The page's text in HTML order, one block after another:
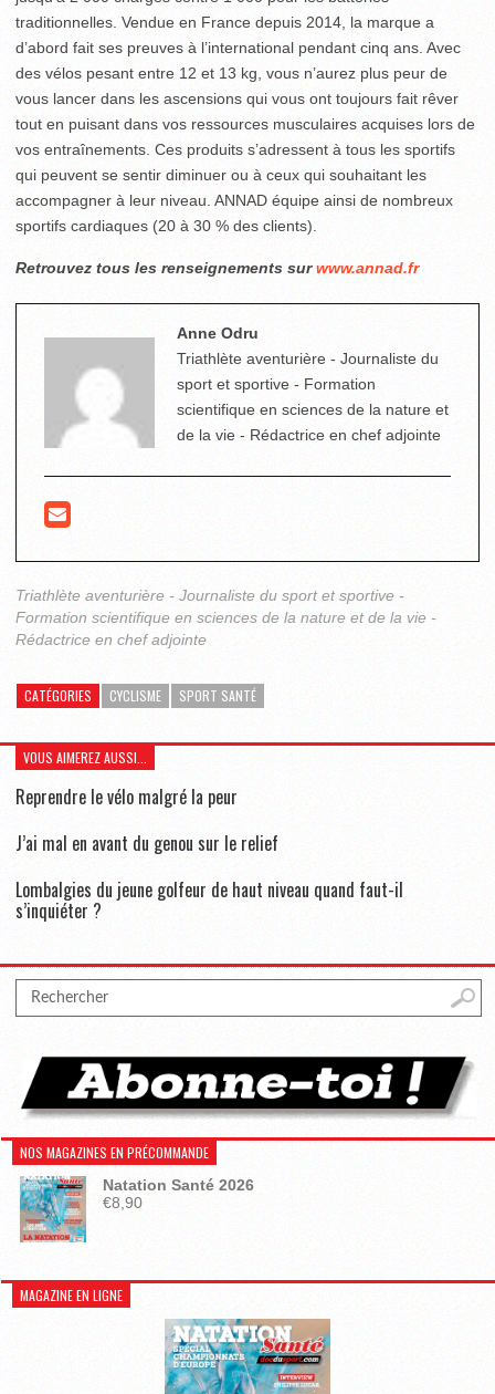
traditionnelles. Vendue en France depuis 2014, la marque a
d’abord fait ses preuves à l’international pendant cinq ans. Avec
des vélos pesant entre 12 et 13 kg, vous n’aurez plus peur de
vous lancer dans les ascensions qui vous ont toujours fait rêver
tout en puisant dans vos ressources musculaires acquises lors de
vos entraînements. Ces produits s’adressent à tous les sportifs
qui peuvent se sentir diminuer ou à ceux qui souhaitant les
accompagner à leur niveau. ANNAD équipe ainsi de nombreux
sportifs cardiaques (20 à 30 % des clients).
Retrouvez tous les renseignements surwww.annad.fr
Anne Odru
Triathlète aventurière - Journaliste du
sport et sportive - Formation
scientifique en sciences de la nature et
de la vie - Rédactrice en chef adjointe
Triathlète aventurière - Journaliste du sport et sportive -
Formation scientifique en sciences de la nature et de la vie -
Rédactrice en chef adjointe
CATÉGORIES CYCLISME SPORT SANTÉ
VOUS AIMEREZ AUSSI...
Reprendre le vélo malgré la peur
J’ai mal en avant du genou sur le relief
Lombalgies du jeune golfeur de haut niveau quand faut-il
s’inquiéter ?
NOS MAGAZINES EN PRÉCOMMANDE
Natation Santé 2026
€8,90
MAGAZINE EN LIGNE